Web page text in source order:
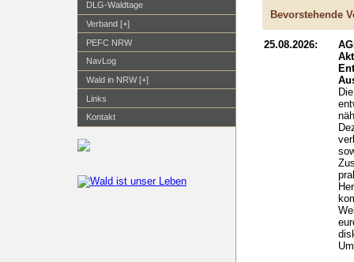
DLG-Waldtage
Verband [+]
PEFC NRW
NavLog
Wald in NRW [+]
Links
Kontakt
Bevorstehende
25.08.2026: